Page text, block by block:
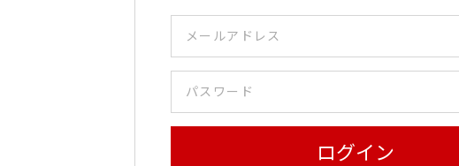
ログイン